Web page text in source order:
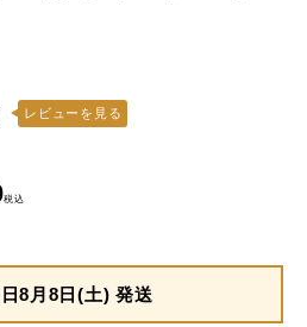
レビューを見る
税込
8月8日(土) 発送